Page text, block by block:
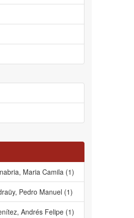
Maria Camila (1)
Pedro Manuel (1)
Andrés Felipe (1)